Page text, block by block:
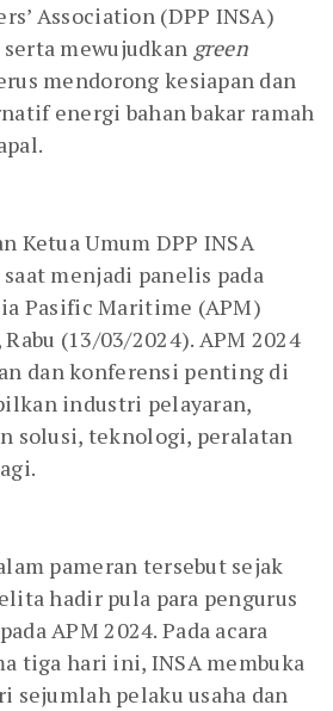
Association (DPP INSA)
mewujudkan green
mendorong kesiapan dan
energi bahan bakar ramah
Ketua Umum DPP INSA
menjadi panelis pada
Pasific Maritime (APM)
(13/03/2024). APM 2024
dan konferensi penting di
industri pelayaran,
solusi, teknologi, peralatan
pameran tersebut sejak
hadir pula para pengurus
APM 2024. Pada acara
tiga hari ini, INSA membuka
sejumlah pelaku usaha dan